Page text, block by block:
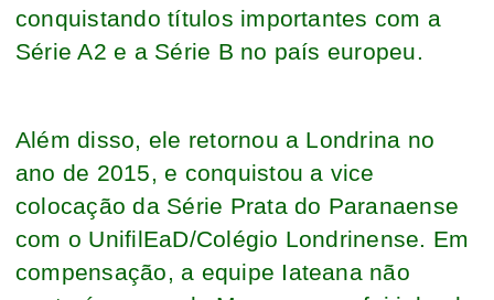
conquistando títulos importantes com a
Série A2 e a Série B no país europeu.
Além disso, ele retornou a Londrina no
ano de 2015, e conquistou a vice
colocação da Série Prata do Paranaense
com o UnifilEaD/Colégio Londrinense. Em
compensação, a equipe Iateana não